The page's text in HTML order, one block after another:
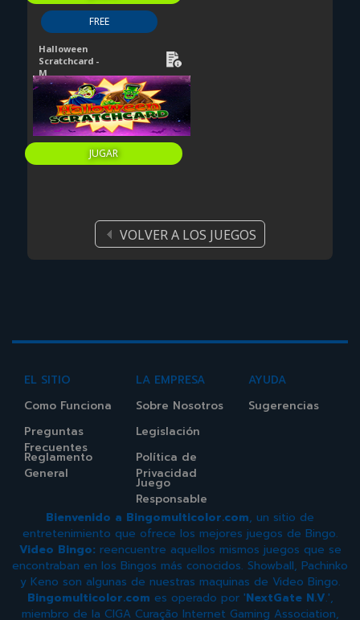
FREE
Halloween
Scratchcard -
M
JUGAR
VOLVER A LOS JUEGOS
EL SITIO
Como Funciona
Preguntas
Frecuentes
Reglamento
General
LA EMPRESA
Sobre Nosotros
Legislación
Política de
Privacidad
Juego
Responsable
AYUDA
Sugerencias
Bienvenido a Bingomulticolor.com, un sitio de
entretenimiento que ofrece los mejores juegos de Bingo.
Video Bingo: reencuentre aquellos mismos juegos que se
encontraban en los Bingos más conocidos. Showball, Pachinko
y Keno son algunas de nuestras maquinas de Video Bingo.
Bingomulticolor.com es operado por 'NextGate N.V.',
miembro de la CIGA Curação Internet Gaming Association,